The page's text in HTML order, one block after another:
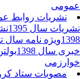
نشریات روابط
سال 1395
ویژه نامه سال
سال 1398
بولتن
مصوبات ستاد